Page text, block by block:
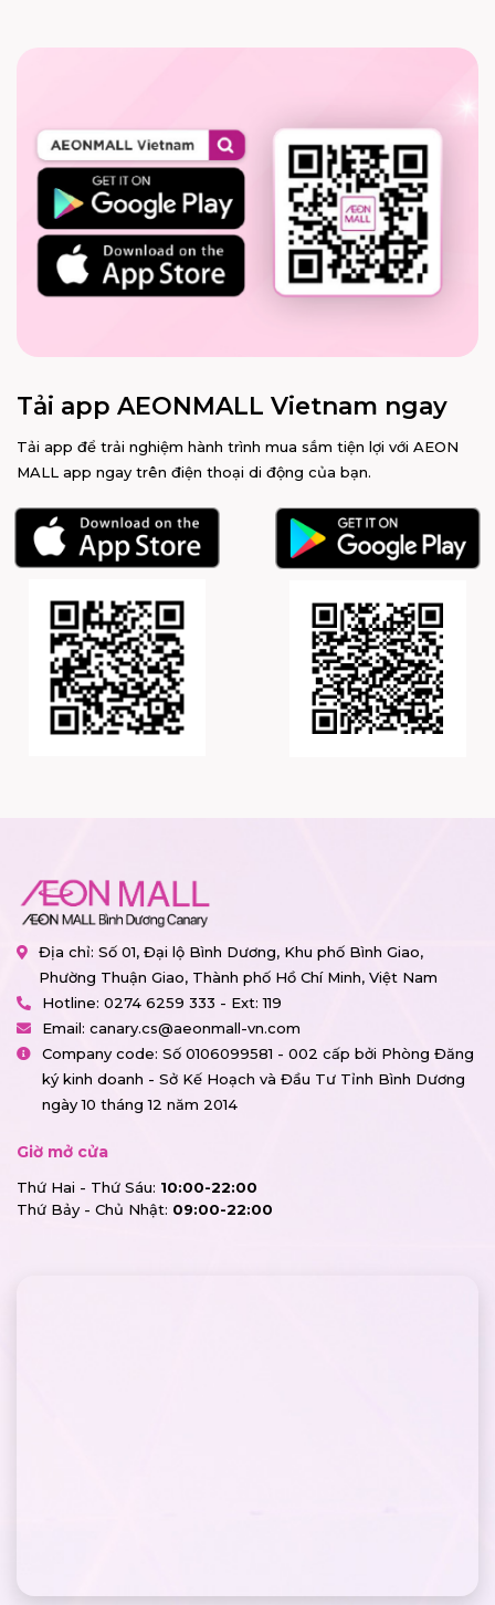
Tải app AEONMALL Vietnam ngay
Tải app để trải nghiệm hành trình mua sắm tiện lợi với AEON
MALL app ngay trên điện thoại di động của bạn.
Địa chỉ: Số 01, Đại lộ Bình Dương, Khu phố Bình Giao,
Phường Thuận Giao, Thành phố Hồ Chí Minh, Việt Nam
Hotline: 0274 6259 333 - Ext: 119
Email: canary.cs@aeonmall-vn.com
Company code: Số 0106099581 - 002 cấp bởi Phòng Đăng
ký kinh doanh - Sở Kế Hoạch và Đầu Tư Tỉnh Bình Dương
ngày 10 tháng 12 năm 2014
Giờ mở cửa
Thứ Hai - Thứ Sáu: 10:00-22:00
Thứ Bảy - Chủ Nhật: 09:00-22:00